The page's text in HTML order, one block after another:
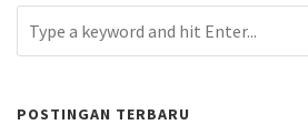
POSTINGAN TERBARU